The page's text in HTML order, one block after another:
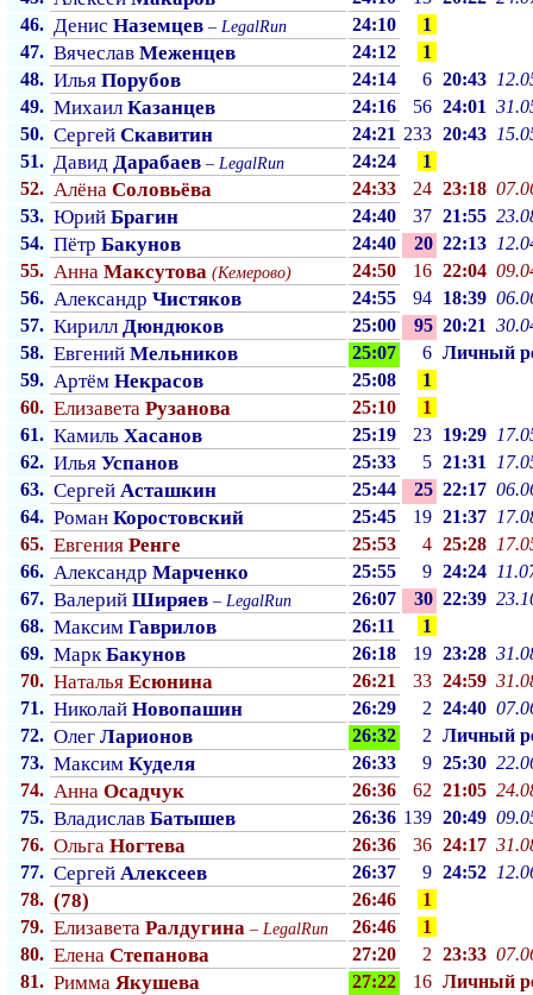
46. Денис Наземцев – LegalRun 24:10
1
47. Вячеслав Меженцев 24:12
1
48. Илья Порубов 24:14 6 20:43
49. Михаил Казанцев 24:16 56 24:01
50. Сергей Скавитин 24:21 233 20:43
51. Давид Дарабаев – LegalRun 24:24
1
52. Алёна Соловьёва 24:33 24 23:18
53. Юрий Брагин 24:40 37 21:55
54. Пётр Бакунов 24:40 20 22:13
55. Анна Максутова (Кемерово) 24:50 16 22:04
56. Александр Чистяков 24:55 94 18:39
57. Кирилл Дюндюков 25:00 95 20:21
58. Евгений Мельников 25:07 6 Личный
59. Артём Некрасов 25:08
1
60. Елизавета Рузанова 25:10
1
61. Камиль Хасанов 25:19 23 19:29
62. Илья Успанов 25:33 5 21:31
63. Сергей Асташкин 25:44 25 22:17
64. Роман Коростовский 25:45 19 21:37
65. Евгения Ренге 25:53 4 25:28
66. Александр Марченко 25:55 9 24:24
67. Валерий Ширяев – LegalRun 26:07 30 22:39
68. Максим Гаврилов 26:11
1
69. МаркБакунов 26:18 19 23:28
70. Наталья Есюнина 26:21 33 24:59
71. Николай Новопашин 26:29 2 24:40
72. Олег Ларионов 26:32 2 Личный
73. Максим Куделя 26:33 9 25:30
74. Анна Осадчук 26:36 62 21:05
75. Владислав Батышев 26:36 139 20:49
76. Ольга Ногтева 26:36 36 24:17
77. Сергей Алексеев 26:37 9 24:52
78. (78) 26:46
1
79. Елизавета Ралдугина – LegalRun 26:46
1
80. Елена Степанова 27:20 2 23:33
81. Римма Якушева 27:22 16 Личный